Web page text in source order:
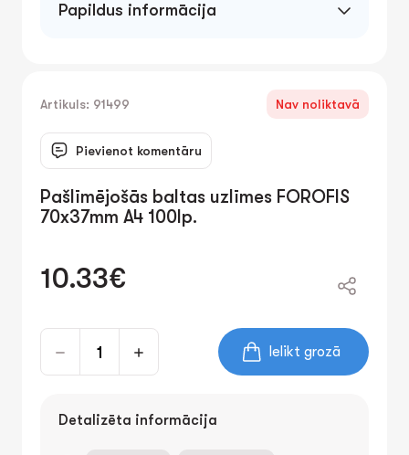
Papildus informācija
Artikuls: 91499 Nav noliktavā
Pievienot komentāru
Pašlīmējošās baltas uzlīmes FOROFIS
70x37mm A4 100lp.
10.33€
Ielikt grozā
Detalizēta informācija